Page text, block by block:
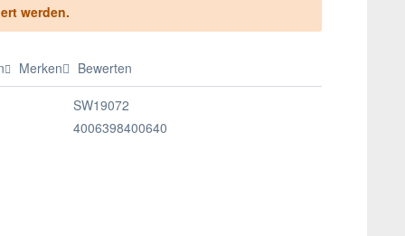
werden.
Merken Bewerten
SW19072
4006398400640